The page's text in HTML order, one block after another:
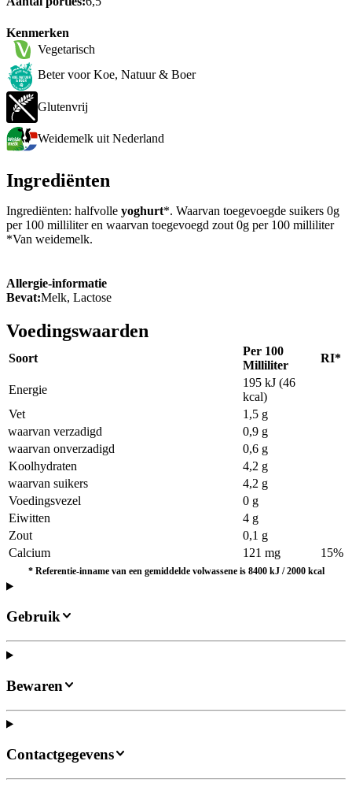
Kenmerken
Vegetarisch
Beter voor Koe, Natuur & Boer
Glutenvrij
Weidemelk uit Nederland
Ingrediënten
Ingrediënten: halfvolle yoghurt*. Waarvan toegevoegde suikers 0g
per 100 milliliter en waarvan toegevoegd zout 0g per 100 milliliter
*Van weidemelk.
Allergie-informatie
Bevat:Melk, Lactose
Voedingswaarden
Soort
Per 100
Milliliter
RI*
Energie
195 kJ (46
kcal)
Vet
1,5 g
waarvan verzadigd
0,9 g
waarvan onverzadigd
0,6 g
Koolhydraten
4,2 g
waarvan suikers
4,2 g
Voedingsvezel
0 g
Eiwitten
4 g
Zout
0,1 g
Calcium
121 mg 15%
* Referentie-inname van een gemiddelde volwassene is 8400 kJ / 2000 kcal
Gebruik
Bewaren
Contactgegevens